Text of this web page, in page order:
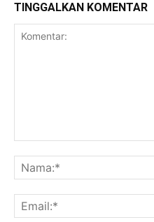
TINGGALKAN KOMENTAR